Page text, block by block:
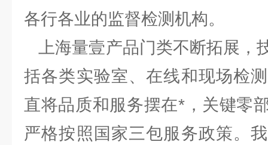
各行各业的监督检测机构。
上海量壹产品门类不断拓展，
括各类实验室、在线和现场检
直将品质和服务摆在*，关键零
严格按照国家三包服务政策。